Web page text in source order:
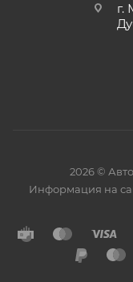
г.
2026 ©
Информация на